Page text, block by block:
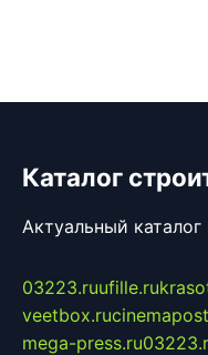
Каталог
Актуальный
03223.ruufille.ru
veetbox.ru
mega-press.ru